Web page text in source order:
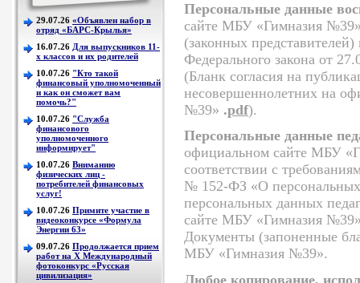
Персональные данные
сайте МБУ «Гимназия №39»
(законных
Федерального закона от
(Бланк согласия на
несовершеннолетних на
№39» .pdf).
Персональные данные
официальном сайте МБУ
соответствии с
№ 152-ФЗ «О персональных
персональных данных
сайте МБУ «Гимназия
Документы (запоненные
МБУ «Гимназия №39».
Любое копирование,
29.07.26 «Объявлен набор в
отряд «БАРС-Крылья»
16.07.26 Для выпускников 11-
х классов и их родителей
10.07.26 "Кто такой
финансовый уполномоченный
и как он сможет вам
помочь?"
10.07.26 "Служба
финансового
уполномоченного
информирует"
10.07.26 Вниманию
физических лиц -
потребителей финансовых
услуг!
10.07.26 Примите участие в
видеоконкурсе «Формула
Энергии 63»
09.07.26 Продолжается прием
работ на Х Международный
фотоконкурс «Русская
цивилизация»